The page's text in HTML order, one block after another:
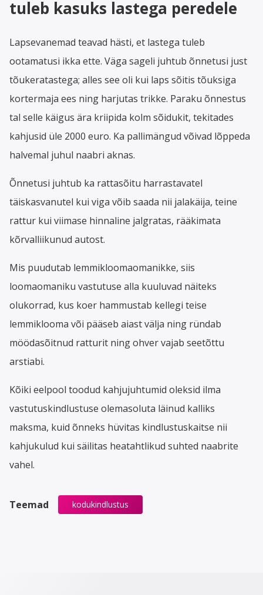
tuleb kasuks lastega peredele
Lapsevanemad teavad hästi, et lastega tuleb
ootamatusi ikka ette. Väga sageli juhtub õnnetusi just
tõukeratastega; alles see oli kui laps sõitis tõuksiga
kortermaja ees ning harjutas trikke. Paraku õnnestus
tal selle käigus ära kriipida kolm sõidukit, tekitades
kahjusid üle 2000 euro. Ka pallimängud võivad lõppeda
halvemal juhul naabri aknas.
Õnnetusi juhtub ka rattasõitu harrastavatel
täiskasvanutel kui viga võib saada nii jalakäija, teine
rattur kui viimase hinnaline jalgratas, rääkimata
kõrvalliikunud autost.
Mis puudutab lemmikloomaomanikke, siis
loomaomaniku vastutuse alla kuuluvad näiteks
olukorrad, kus koer hammustab kellegi teise
lemmiklooma või pääseb aiast välja ning ründab
möödasõitnud ratturit ning ohver vajab seetõttu
arstiabi.
Kõiki eelpool toodud kahjujuhtumid oleksid ilma
vastutuskindlustuse olemasoluta läinud kalliks
maksma, kuid õnneks hüvitas kindlustuskaitse nii
kahjukulud kui säilitas heatahtlikud suhted naabrite
vahel.
Teemad kodukindlustus